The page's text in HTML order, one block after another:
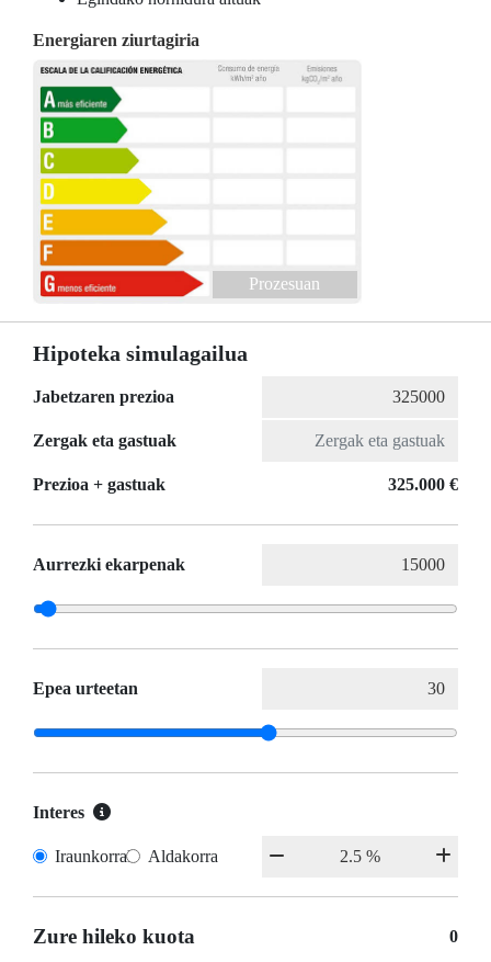
Energiaren ziurtagiria
Prozesuan
Hipoteka simulagailua
Jabetzaren prezioa
Zergak eta gastuak
Prezioa + gastuak 325.000 €
Aurrezki ekarpenak
Epea urteetan
Interes
Iraunkorrak Aldakorra
Zure hileko kuota 0